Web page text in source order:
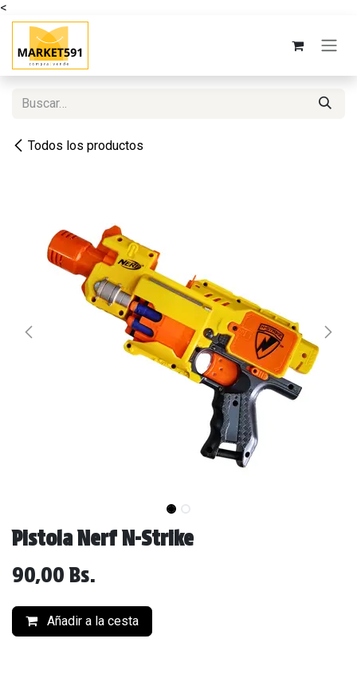
<
Ir al contenido
Todos los productos
Pistola Nerf N-Strike
90,00 Bs.
Añadir a la cesta